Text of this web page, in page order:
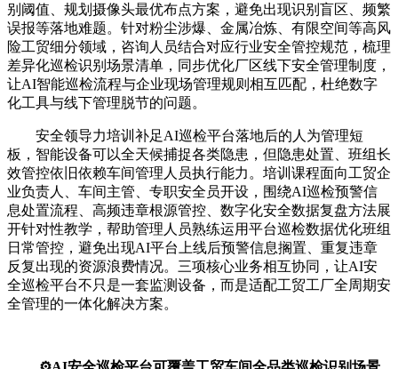
别阈值、规划摄像头最优布点方案，避免出现识别盲区、频繁
误报等落地难题。针对粉尘涉爆、金属冶炼、有限空间等高风
险工贸细分领域，咨询人员结合对应行业安全管控规范，梳理
差异化巡检识别场景清单，同步优化厂区线下安全管理制度，
让AI智能巡检流程与企业现场管理规则相互匹配，杜绝数字
化工具与线下管理脱节的问题。
安全领导力培训补足AI巡检平台落地后的人为管理短
板，智能设备可以全天候捕捉各类隐患，但隐患处置、班组长
效管控依旧依赖车间管理人员执行能力。培训课程面向工贸企
业负责人、车间主管、专职安全员开设，围绕AI巡检预警信
息处置流程、高频违章根源管控、数字化安全数据复盘方法展
开针对性教学，帮助管理人员熟练运用平台巡检数据优化班组
日常管控，避免出现AI平台上线后预警信息搁置、重复违章
反复出现的资源浪费情况。三项核心业务相互协同，让AI安
全巡检平台不只是一套监测设备，而是适配工贸工厂全周期安
全管理的一体化解决方案。